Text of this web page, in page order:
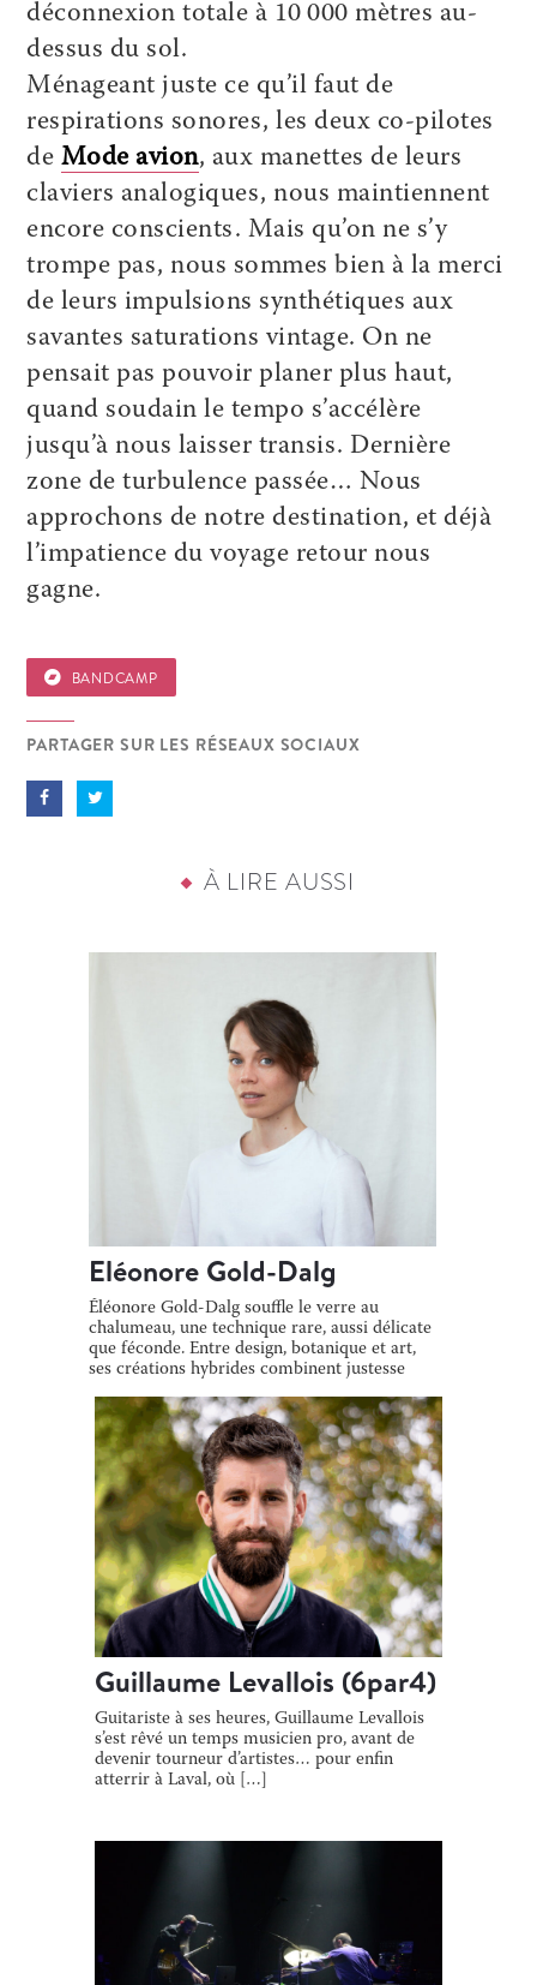
déconnexion totale à 10 000 mètres au-
dessus du sol.
Ménageant juste ce qu’il faut de
respirations sonores, les deux co-pilotes
de Mode avion, aux manettes de leurs
claviers analogiques, nous maintiennent
encore conscients. Mais qu’on ne s’y
trompe pas, nous sommes bien à la merci
de leurs impulsions synthétiques aux
savantes saturations vintage. On ne
pensait pas pouvoir planer plus haut,
quand soudain le tempo s’accélère
jusqu’à nous laisser transis. Dernière
zone de turbulence passée… Nous
approchons de notre destination, et déjà
l’impatience du voyage retour nous
gagne.
BANDCAMP
PARTAGER SUR LES RÉSEAUX SOCIAUX
À LIRE AUSSI
Eléonore Gold-Dalg
Éléonore Gold-Dalg souffle le verre au
chalumeau, une technique rare, aussi délicate
que féconde. Entre design, botanique et art,
ses créations hybrides combinent justesse
Guillaume Levallois (6par4)
Guitariste à ses heures, Guillaume Levallois
s’est rêvé un temps musicien pro, avant de
devenir tourneur d’artistes… pour enfin
atterrir à Laval, où […]